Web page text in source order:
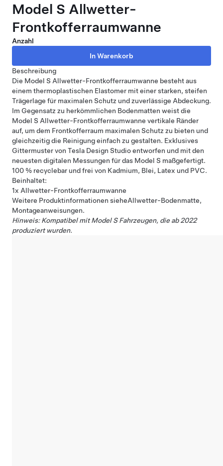
Model S Allwetter-
Frontkofferraumwanne
Anzahl
Beschreibung
Die Model S Allwetter-Frontkofferraumwanne besteht aus
einem thermoplastischen Elastomer mit einer starken, steifen
Trägerlage für maximalen Schutz und zuverlässige Abdeckung.
Im Gegensatz zu herkömmlichen Bodenmatten weist die
Model S Allwetter-Frontkofferraumwanne vertikale Ränder
auf, um dem Frontkofferraum maximalen Schutz zu bieten und
gleichzeitig die Reinigung einfach zu gestalten. Exklusives
Gittermuster von Tesla Design Studio entworfen und mit den
neuesten digitalen Messungen für das Model S maßgefertigt.
100 % recyclebar und frei von Kadmium, Blei, Latex und PVC.
Beinhaltet:
1x Allwetter-Frontkofferraumwanne
Weitere Produktinformationen sieheAllwetter-Bodenmatte,
Montageanweisungen.
Hinweis: Kompatibel mit Model S Fahrzeugen, die ab 2022
produziert wurden.